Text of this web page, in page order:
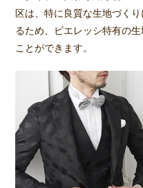
区は、特に良質な生地づく
るため、ビエレッシ特有の
ことができます。